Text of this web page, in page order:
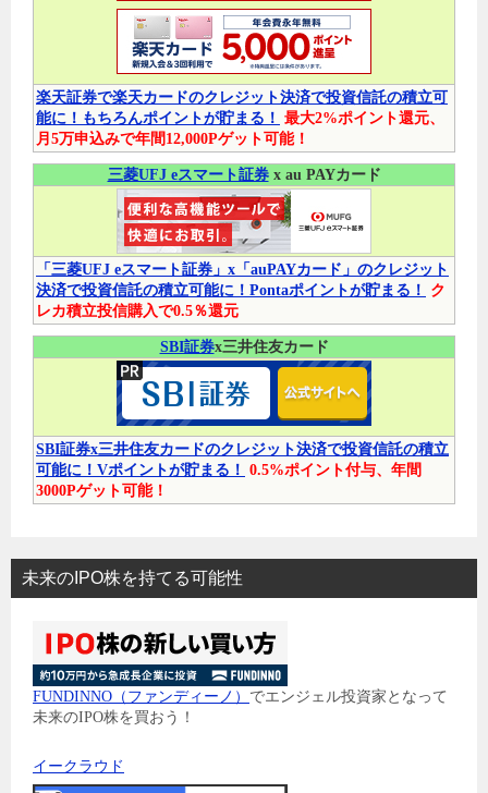
楽天証券で楽天カードのクレジット決済で投資信託の積立可
能に！もちろんポイントが貯まる！ 最大2%ポイント還元、
月5万申込みで年間12,000Pゲット可能！
三菱UFJ eスマート証券x au PAYカード
「三菱UFJ eスマート証券」x「auPAYカード」のクレジット
決済で投資信託の積立可能に！Pontaポイントが貯まる！
ク
レカ積立投信購入で0.5％還元
SBI証券x三井住友カード
SBI証券x三井住友カードのクレジット決済で投資信託の積立
可能に！Vポイントが貯まる！ 0.5%ポイント付与、年間
3000Pゲット可能！
未来のIPO株を持てる可能性
FUNDINNO（ファンディーノ） でエンジェル投資家となって
未来のIPO株を買おう！
イークラウド